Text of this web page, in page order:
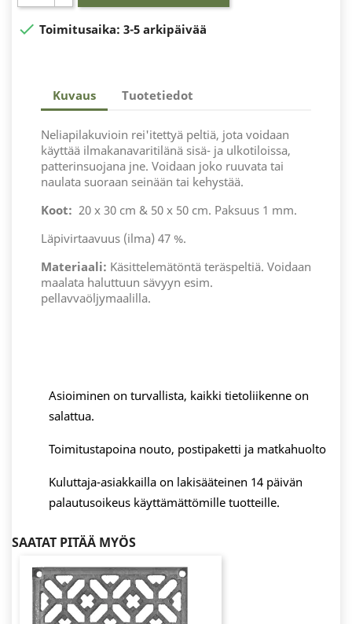
 Toimitusaika: 3-5 arkipäivää
Kuvaus Tuotetiedot
Neliapilakuvioin rei'itettyä peltiä, jota voidaan
käyttää ilmakanavaritilänä sisä- ja ulkotiloissa,
patterinsuojana jne. Voidaan joko ruuvata tai
naulata suoraan seinään tai kehystää.
Koot: 20 x 30 cm & 50 x 50 cm. Paksuus 1 mm.
Läpivirtaavuus (ilma) 47 %.
Materiaali: Käsittelemätöntä teräspeltiä. Voidaan
maalata haluttuun sävyyn esim.
pellavvaöljymaalilla.
Asioiminen on turvallista, kaikki tietoliikenne on
salattua.
Toimitustapoina nouto, postipaketti ja matkahuolto
Kuluttaja-asiakkailla on lakisääteinen 14 päivän
palautusoikeus käyttämättömille tuotteille.
SAATAT PITÄÄ MYÖS